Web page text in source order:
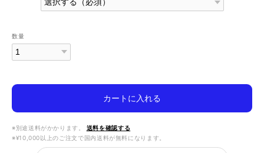
数量
カートに入れる
※別途送料がかかります。
送料を確認する
※¥10,000以上のご注文で国内送料が無料になります。